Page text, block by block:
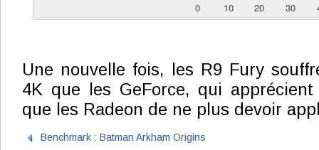
Une nouvelle fois, les R9 Fury
4K que les GeForce, qui
que les Radeon de ne plus devoir
Benchmark : Batman Arkham Origins